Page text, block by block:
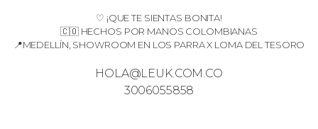
♡ ¡QUE TE SIENTAS BONITA!
🇨🇴 HECHOS POR MANOS COLOMBIANAS
📍MEDELLÍN, SHOWROOM EN LOS PARRA X LOMA DEL TESORO
HOLA@LEUK.COM.CO
3006055858